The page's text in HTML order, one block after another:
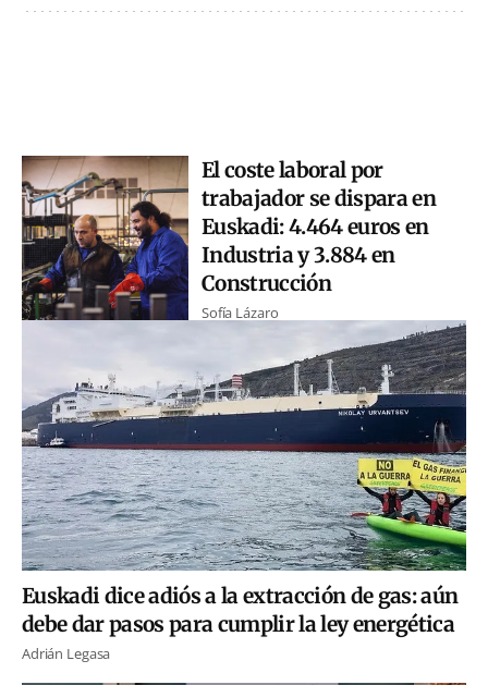
El coste laboral por
trabajador se dispara en
Euskadi: 4.464 euros en
Industria y 3.884 en
Construcción
Sofía Lázaro
Euskadi dice adiós a la extracción de gas: aún
debe dar pasos para cumplir la ley energética
Adrián Legasa